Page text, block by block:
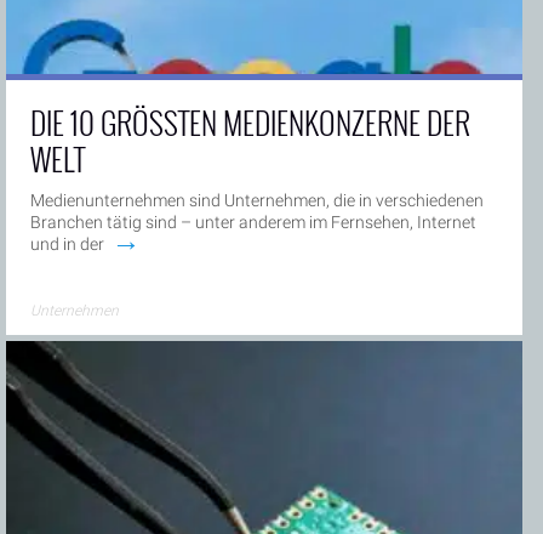
DIE 10 GRÖSSTEN MEDIENKONZERNE DER W
ELT
Medienunternehmen sind Unternehmen, die in verschiedenen
Branchen tätig sind – unter anderem im Fernsehen, Internet
und in der
→
Unternehmen